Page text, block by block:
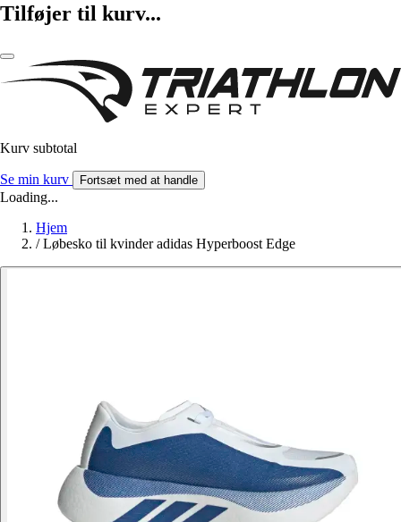
Tilføjer til kurv...
Kurv subtotal
Se min kurv Fortsæt med at handle
Loading...
Hjem
/ Løbesko til kvinder adidas Hyperboost Edge